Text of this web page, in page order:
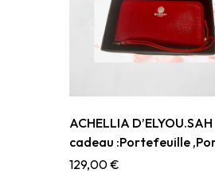
ACHELLIA
cadeau :Portefeuille
Porte cartes
129,00€